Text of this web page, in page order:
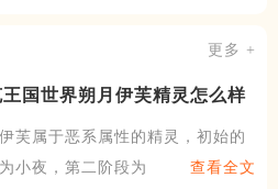
更多 +
国世界朔月伊芙精灵怎么样
芙属于恶系属性的精灵，初始的
小夜，第二阶段为紫夜
查看全文